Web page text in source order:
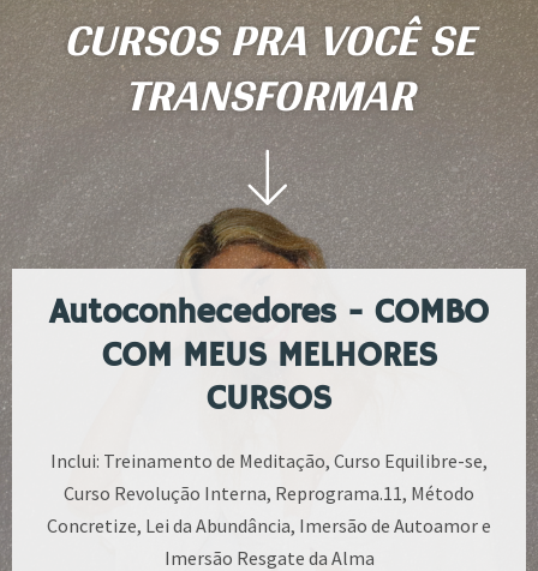
CURSOS PRA VOCÊ SE
TRANSFORMAR
Autoconhecedores - COMBO
COM MEUS MELHORES
CURSOS
Inclui: Treinamento de Meditação, Curso Equilibre-se,
Curso Revolução Interna, Reprograma.11, Método
Concretize, Lei da Abundância, Imersão de Autoamor e
Imersão Resgate da Alma